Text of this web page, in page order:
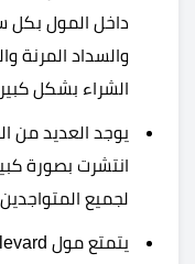
داخل المول بكل
والسداد المرنة
الشراء بشكل
يوجد العديد من
انتشرت بصورة
لجميع